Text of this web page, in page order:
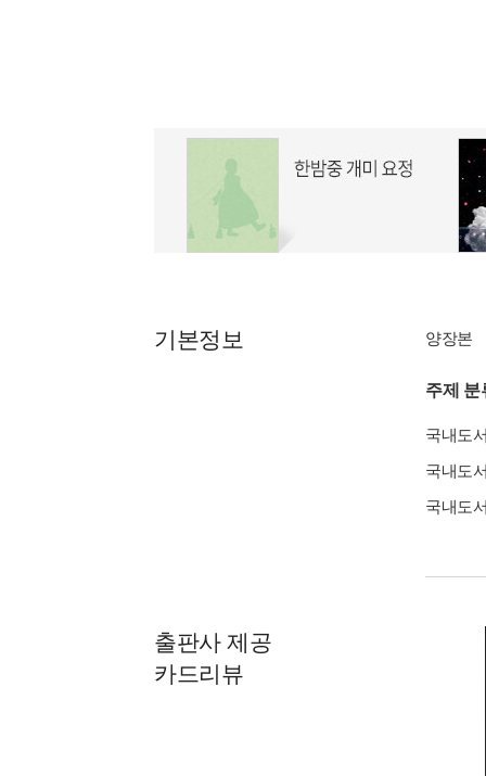
기본정보 양장본
주제 분
국내도
국내도
국내도
출판사 제공
카드리뷰